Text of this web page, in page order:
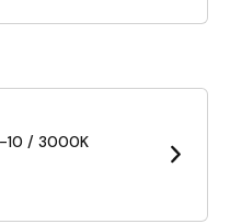
10 / 3000K